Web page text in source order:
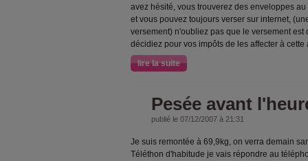
avez hésité, vous trouverez des enveloppes
et vous pouvez toujours verser sur internet,
versement) n'oubliez pas que le versement est
décidiez pour vos impôts de les affecter à cette
lire la suite
Pesée avant
publié le 07/12/2007 à 21:31
Je suis remontée à 69,9kg, on verra demain
Téléthon d'habitude je vais répondre au